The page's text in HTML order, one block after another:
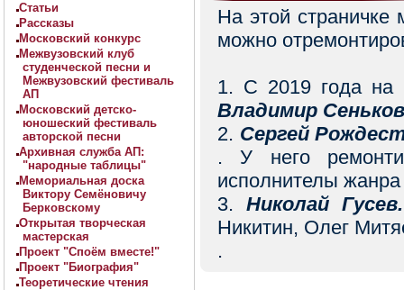
Статьи
Рассказы
Московский конкурс
Межвузовский клуб
студенческой песни и
Межвузовский фестиваль
АП
Московский детско-
юношеский фестиваль
авторской песни
Архивная служба АП:
"народные таблицы"
Мемориальная доска
Виктору Семёновичу
Берковскому
Открытая творческая
мастерская
Проект "Споём вместе!"
Проект "Биография"
Теоретические чтения
На этой
можно
1. С 2019 года на
Владимир Сеньков
2. Сергей
. У него
исполнителы
3.Николай Гусев.
Никитин, Олег
.